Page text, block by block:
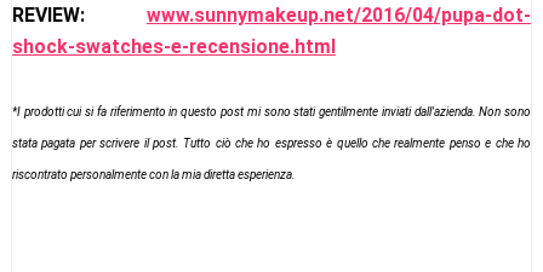
REVIEW:www.sunnymakeup.net/2016/04/pupa-dot-
shock-swatches-e-recensione.html
*I prodotti cui si fa riferimento in questo post mi sono stati gentilmente inviati dall'azienda. Non sono
stata pagata per scrivere il post. Tutto ciò che ho espresso è quello che realmente penso e che ho
riscontrato personalmente con la mia diretta esperienza.